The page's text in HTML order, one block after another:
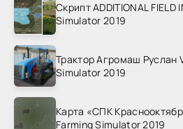
Скрипт ADDITIONAL FIELD
Simulator 2019
Трактор Агромаш Руслан
Simulator 2019
Карта «СПК
Farming Simulator 2019